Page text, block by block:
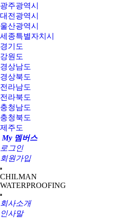
광주광역시
대전광역시
울산광역시
세종특별자치시
경기도
강원도
경상남도
경상북도
전라남도
전라북도
충청남도
충청북도
제주도
My 멤버스
로그인
회원가입
CHILMAN
WATERPROOFING
회사소개
인사말